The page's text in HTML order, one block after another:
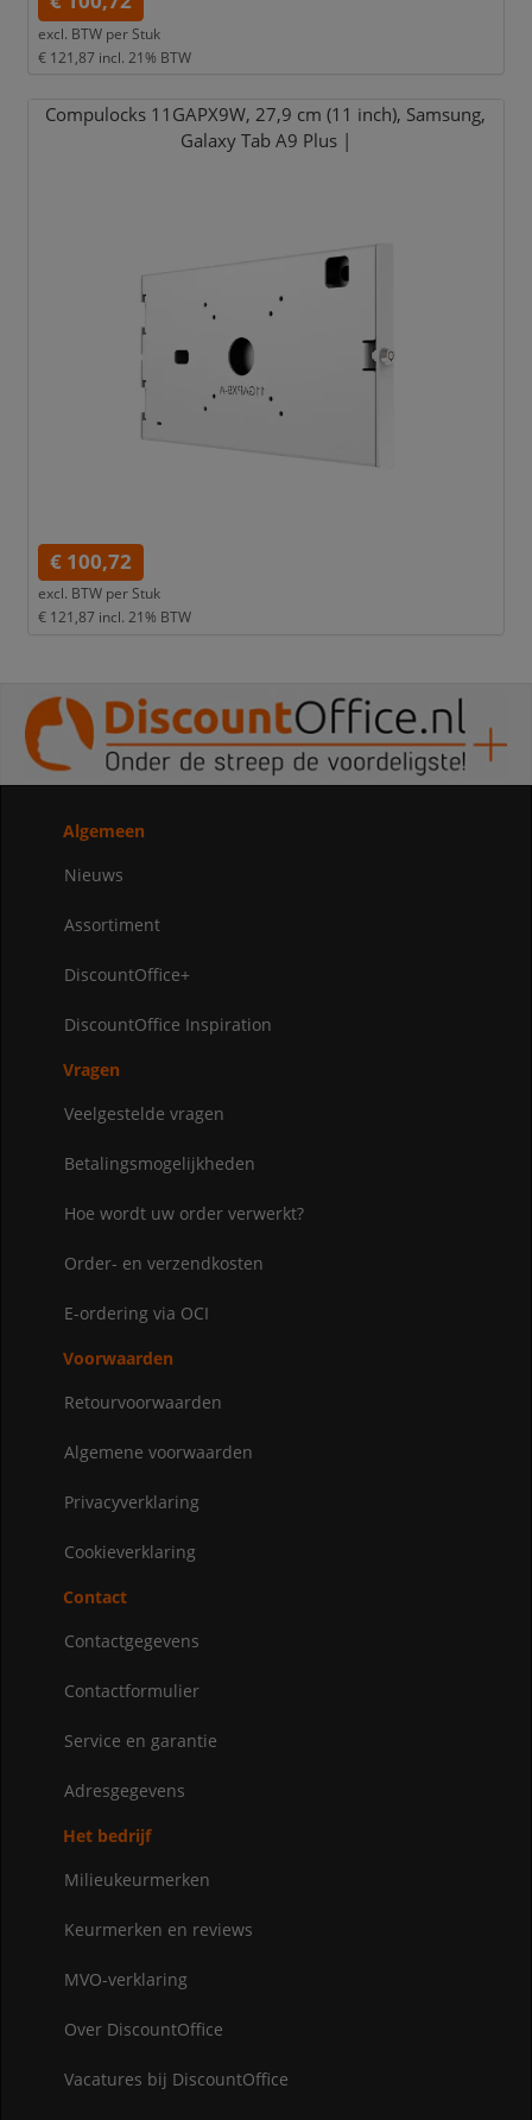
excl. BTW per Stuk
€ 121,87 incl. 21% BTW
Compulocks 11GAPX9W, 27,9 cm (11 inch), Samsung,
Galaxy Tab A9 Plus |
€ 100,72
excl. BTW per Stuk
€ 121,87 incl. 21% BTW
Algemeen
Nieuws
Assortiment
DiscountOffice+
DiscountOffice Inspiration
Vragen
Veelgestelde vragen
Betalingsmogelijkheden
Hoe wordt uw order verwerkt?
Order- en verzendkosten
E-ordering via OCI
Voorwaarden
Retourvoorwaarden
Algemene voorwaarden
Privacyverklaring
Cookieverklaring
Contact
Contactgegevens
Contactformulier
Service en garantie
Adresgegevens
Het bedrijf
Milieukeurmerken
Keurmerken en reviews
MVO-verklaring
Over DiscountOffice
Vacatures bij DiscountOffice